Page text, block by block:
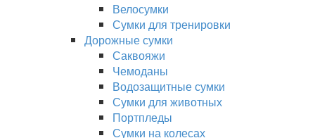
Велосумки
Сумки для тренировки
Дорожные сумки
Саквояжи
Чемоданы
Водозащитные сумки
Сумки для животных
Портпледы
Сумки на колесах